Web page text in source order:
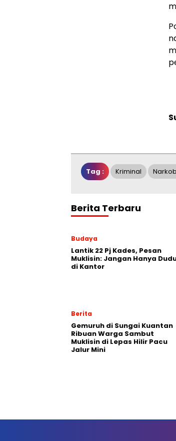
Tag : Kriminal
Berita Terbaru
Budaya
Lantik 22 Pj Kades, Pesan
Muklisin: Jangan Hanya
di Kantor
Berita
Gemuruh di Sungai Kuantan
Ribuan Warga Sambut
Muklisin di Lepas Hilir Pacu
Jalur Mini